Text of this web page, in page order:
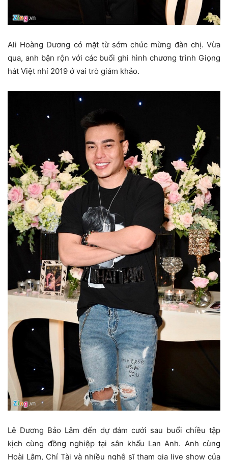
Ali Hoàng Dương có mặt từ sớm chúc mừng đàn chị. Vừa
qua, anh bận rộn với các buổi ghi hình chương trình Giọng
hát Việt nhí 2019 ở vai trò giám khảo.
Lê Dương Bảo Lâm đến dự đám cưới sau buổi chiều tập
kịch cùng đồng nghiệp tại sân khấu Lan Anh. Anh cùng
Hoài Lâm, Chí Tài và nhiều nghệ sĩ tham gia live show của